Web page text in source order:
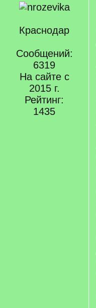
Краснодар
Сообщений:
6319
На сайте с
2015 г.
Рейтинг:
1435